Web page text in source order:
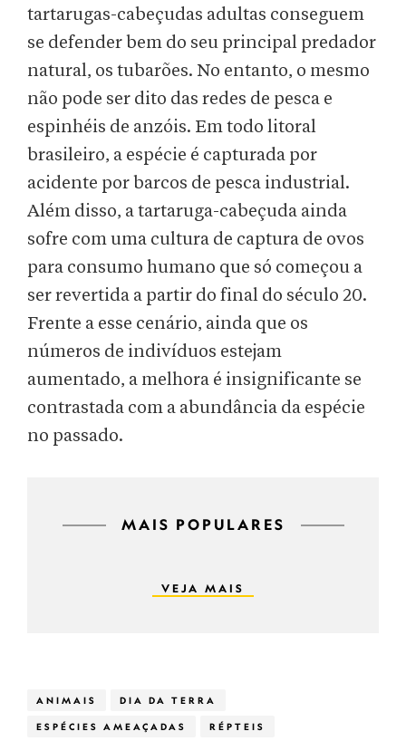
tartarugas-cabeçudas adultas conseguem
se defender bem do seu principal predador
natural, os tubarões. No entanto, o mesmo
não pode ser dito das redes de pesca e
espinhéis de anzóis. Em todo litoral
brasileiro, a espécie é capturada por
acidente por barcos de pesca industrial.
Além disso, a tartaruga-cabeçuda ainda
sofre com uma cultura de captura de ovos
para consumo humano que só começou a
ser revertida a partir do final do século 20.
Frente a esse cenário, ainda que os
números de indivíduos estejam
aumentado, a melhora é insignificante se
contrastada com a abundância da espécie
no passado.
MAIS POPULARES
VEJA MAIS
ANIMAIS DIA DA TERRA
ESPÉCIES AMEAÇADAS RÉPTEIS